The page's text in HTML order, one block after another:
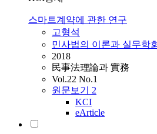
스마트계약에 관한 연구
고형석
민사법의 이론과 실무학회
2018
民事法理論과 實務
Vol.22 No.1
원문보기 2
KCI
eArticle